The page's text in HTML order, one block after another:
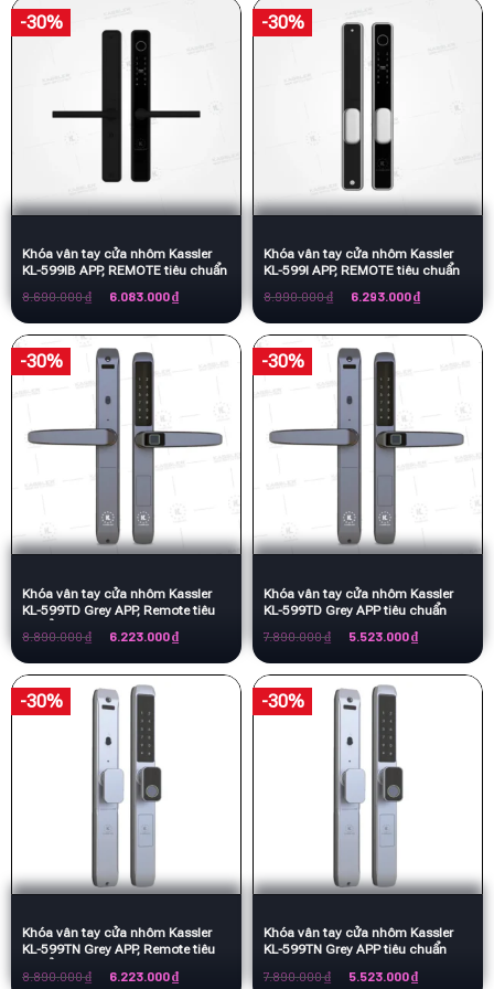
14.120.000 ₫.
8.443.500 ₫.
-30%
Khóa vân tay cửa nhôm Kassler
KL-599IB APP, REMOTE tiêu chuẩn
8.690.000₫
Giá
là:
8.690.000 ₫.
6.083.000₫Giá
hiện
tại
là:
6.083.000 ₫.
-30%
Khóa vân tay cửa nhôm Kassler
KL-599I APP, REMOTE tiêu chuẩn
8.990.000₫
Giá
là:
8.990.000 ₫.
6.293.000₫Giá
hiện
tại
là:
6.293.000 ₫.
-30%
Khóa vân tay cửa nhôm Kassler
KL-599TD Grey APP, Remote tiêu
8.890.000₫
Giá
là:
8.890.000 ₫.
6.223.000₫Giá
hiện
tại
là:
6.223.000 ₫.
-30%
Khóa vân tay cửa nhôm Kassler
KL-599TD Grey APP tiêu chuẩn
7.890.000₫
Giá
là:
7.890.000 ₫.
5.523.000₫Giá
hiện
tại
là:
5.523.000 ₫.
-30%
Khóa vân tay cửa nhôm Kassler
KL-599TN Grey APP, Remote tiêu
8.890.000₫
Giá6.223.000₫Giá
-30%
Khóa vân tay cửa nhôm Kassler
KL-599TN Grey APP tiêu chuẩn
7.890.000₫
Giá5.523.000₫Giá